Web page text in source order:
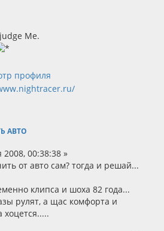
Me.
АВТО
00:38:38 »
от авто сам? тогда и решай...
клипса и шоха 82 года...
рулят, а щас комфорта и
хоцется.....